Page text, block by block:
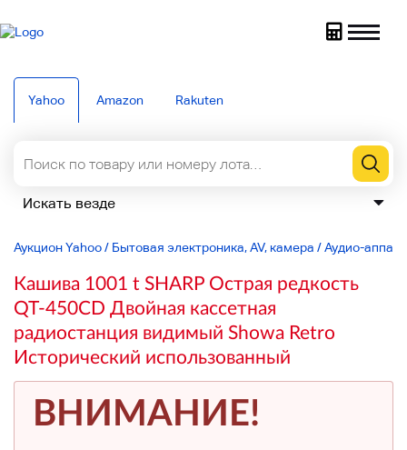
Yahoo Amazon Rakuten
Аукцион Yahoo/ Бытовая электроника, AV, камера /Аудио-
Кашива 1001 t SHARP Острая редкость
QT-450CD Двойная кассетная
радиостанция видимый Showa Retro
Исторический использованный
ВНИМАНИЕ!